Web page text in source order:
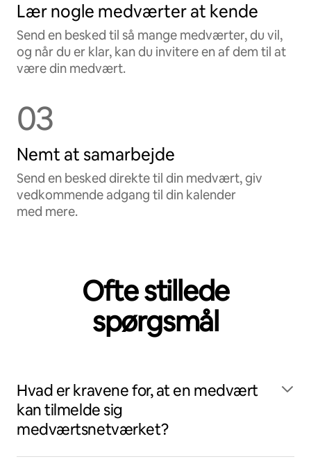
Lær nogle medværter at kende
Send en besked til så mange medværter, du vil,
og når du er klar, kan du invitere en af dem til at
være din medvært.
03
Nemt at samarbejde
Send en besked direkte til din medvært, giv
vedkommende adgang til din kalender
med mere.
Ofte stillede
spørgsmål
Hvad er kravene for, at en medvært
kan tilmelde sig
medværtsnetværket?